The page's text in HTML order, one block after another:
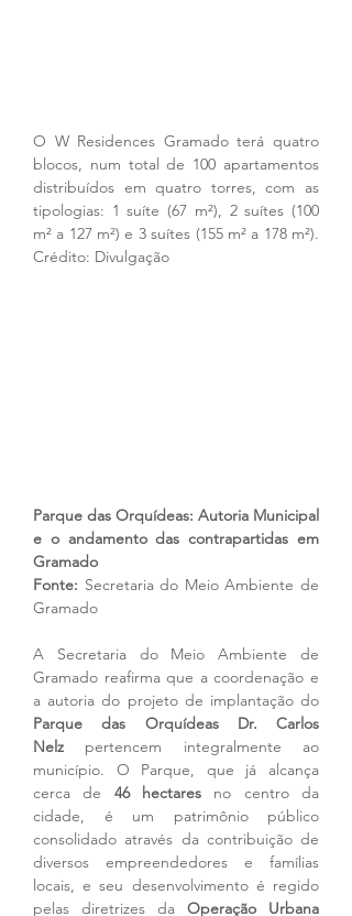
O W Residences Gramado terá quatro
blocos, num total de 100 apartamentos
distribuídos em quatro torres, com as
tipologias: 1 suíte (67 m²), 2 suítes (100
m² a 127 m²) e 3 suítes (155 m² a 178 m²).
Crédito: Divulgação
Parque das Orquídeas: Autoria Municipal
e o andamento das contrapartidas em
Gramado
Fonte: Secretaria do Meio Ambiente de
Gramado
A Secretaria do Meio Ambiente de
Gramado reafirma que a coordenação e
Parque das Orquídeas Dr. Carlos
Nelz pertencem integralmente ao
município. O Parque, que já alcança
cerca de 46 hectares no centro da
cidade, é um patrimônio público
consolidado através da contribuição de
diversos empreendedores e famílias
locais, e seu desenvolvimento é regido
pelas diretrizes da Operação Urbana